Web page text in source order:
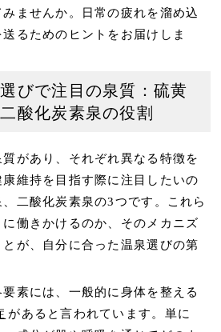
ませんか。日常の疲れを溜め込
るためのヒントをお届けしま
びで注目の泉質：硫黄
酸化炭素泉の役割
があり、それぞれ異なる特徴を
維持を目指す際に注目したいの
二酸化炭素泉の3つです。これら
働きかけるのか、そのメカニズ
が、自分に合った温泉選びの第
素には、一般的に身体を整える
があると言われています。単に